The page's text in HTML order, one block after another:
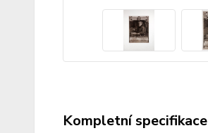
Kompletní specifikace